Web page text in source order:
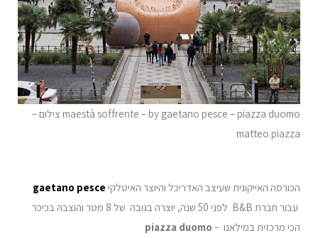
maestà soffrente – by gaetano pesce – piazza duomo צילום –
matteo piazza
הכורסה האייקונית שעיצב האדריכל והיוצר האיטלקי gaetano pesce
עבור חברת B&B לפני 50 שנה, יוצרה בגובה של 8 מטר והוצבה בכיכר
הכי מרכזית במילאנו – piazza duomo